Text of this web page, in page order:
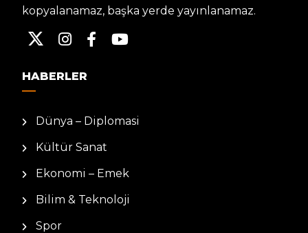
kopyalanamaz, başka yerde yayınlanamaz.
HABERLER
Dünya – Diplomasi
Kültür Sanat
Ekonomi – Emek
Bilim & Teknoloji
Spor